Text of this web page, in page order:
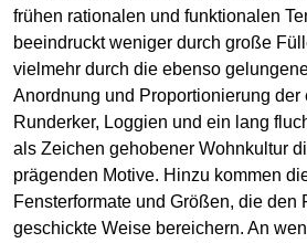
frühen rationalen und funktionalen
beeindruckt weniger durch große
vielmehr durch die ebenso
Anordnung und Proportionierung
Runderker, Loggien und ein lang
als Zeichen gehobener Wohnkultur
prägenden Motive. Hinzu kommen
Fensterformate und Größen, die den
geschickte Weise bereichern. An